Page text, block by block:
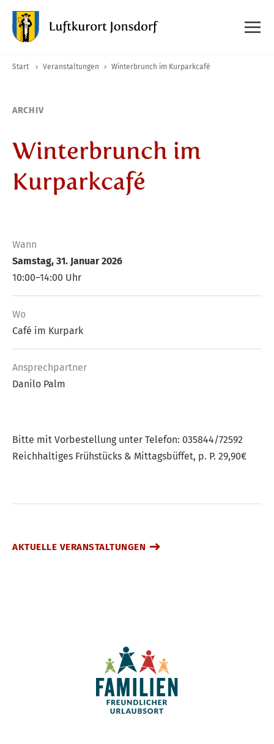
Start › Veranstaltungen › Winterbrunch im Kurparkcafé
ARCHIV
Winterbrunch im
Kurparkcafé
Wann
Samstag, 31. Januar 2026
10:00–14:00 Uhr
Wo
Café im Kurpark
Ansprech­partner
Danilo Palm
Bitte mit Vorbestellung unter Telefon: 035844/72592
Reichhaltiges Frühstücks & Mittagsbüffet, p. P. 29,90€
AKTUELLE VERANSTALTUNGEN